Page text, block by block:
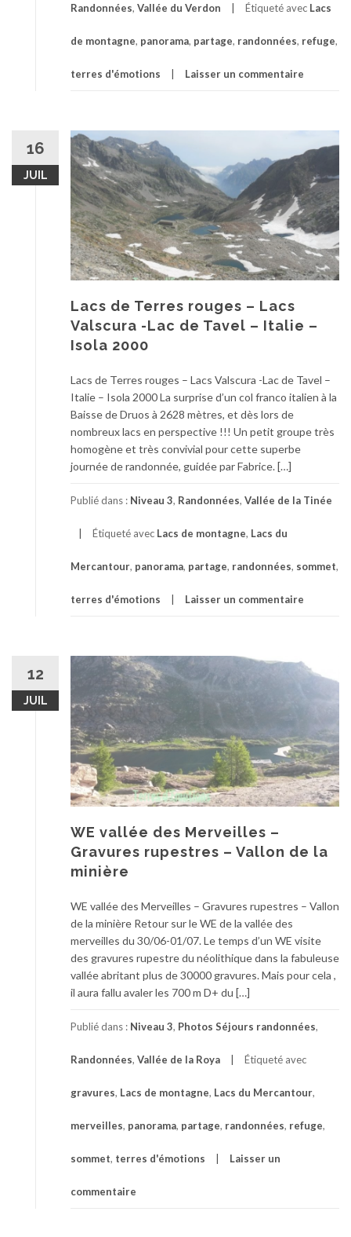
Randonnées, Vallée du Verdon Étiqueté avec Lacs
de montagne, panorama, partage, randonnées, refuge,
terres d'émotions Laisser un commentaire
16
JUIL
Lacs de Terres rouges – Lacs
Valscura -Lac de Tavel – Italie –
Isola 2000
Lacs de Terres rouges – Lacs Valscura -Lac de Tavel –
Italie – Isola 2000 La surprise d’un col franco italien à la
Baisse de Druos à 2628 mètres, et dès lors de
nombreux lacs en perspective !!! Un petit groupe très
homogène et très convivial pour cette superbe
journée de randonnée, guidée par Fabrice. […]
Publié dans : Niveau 3, Randonnées, Vallée de la Tinée
Étiqueté avec Lacs de montagne, Lacs du
Mercantour, panorama, partage, randonnées, sommet,
terres d'émotions Laisser un commentaire
12
JUIL
WE vallée des Merveilles –
Gravures rupestres – Vallon de la
minière
WE vallée des Merveilles – Gravures rupestres – Vallon
de la minière Retour sur le WE de la vallée des
merveilles du 30/06-01/07. Le temps d’un WE visite
des gravures rupestre du néolithique dans la fabuleuse
vallée abritant plus de 30000 gravures. Mais pour cela ,
il aura fallu avaler les 700 m D+ du […]
Publié dans : Niveau 3, Photos Séjours randonnées,
Randonnées, Vallée de la Roya Étiqueté avec
gravures, Lacs de montagne, Lacs du Mercantour,
merveilles, panorama, partage, randonnées, refuge,
sommet, terres d'émotions Laisser un
commentaire